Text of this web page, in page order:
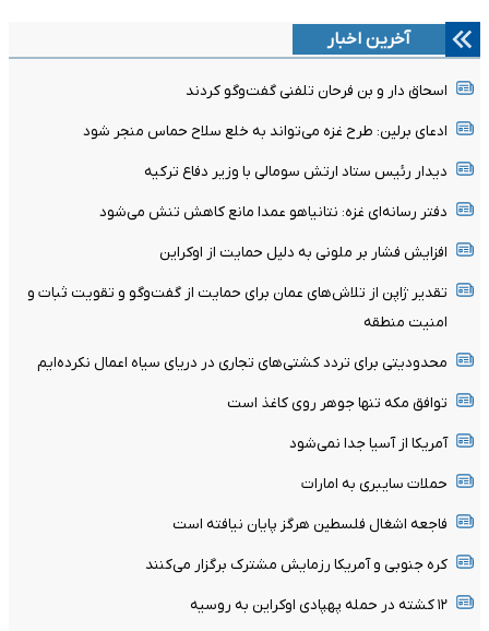
آخرین اخبار
اسحاق دار و بن فرحان تلفنی گفت‌وگو کردند
ادعای برلین: طرح غزه می‌تواند به خلع سلاح حماس منجر شود
دیدار رئیس ستاد ارتش سومالی با وزیر دفاع ترکیه
دفتر رسانه‌ای غزه: نتانیاهو عمدا مانع کاهش تنش می‌شود
افزایش فشار بر ملونی به دلیل حمایت از اوکراین
تقدیر ژاپن از تلاش‌های عمان برای حمایت از گفت‌وگو و تقویت ثبات و
امنیت منطقه
محدودیتی برای تردد کشتی‌های تجاری در دریای سیاه اعمال نکرده‌ایم
توافق مکه تنها جوهر روی کاغذ است
آمریکا از آسیا جدا نمی‌شود
حملات سایبری به امارات
فاجعه اشغال فلسطین هرگز پایان نیافته است
کره جنوبی و آمریکا رزمایش مشترک برگزار می‌کنند
۱۲ کشته در حمله پهپادی اوکراین به روسیه